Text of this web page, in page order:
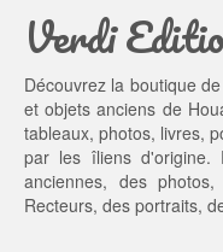
Verdi
Découvrez la boutique
et objets anciens de
tableaux, photos, livres,
par les îliens d'origine.
anciennes, desphotos,
Recteurs, des portraits,